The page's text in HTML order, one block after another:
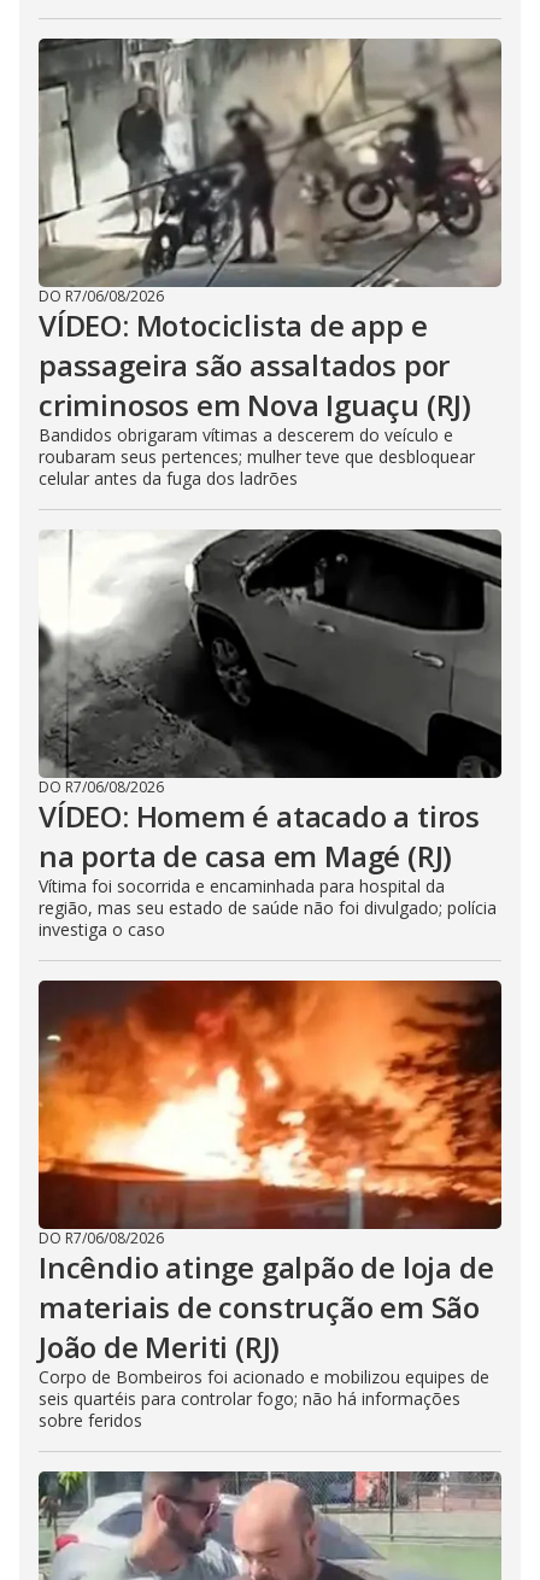
DO R7/06/08/2026
VÍDEO: Motociclista de app e
passageira são assaltados por
criminosos em Nova Iguaçu (RJ)
Bandidos obrigaram vítimas a descerem do veículo e
roubaram seus pertences; mulher teve que desbloquear
celular antes da fuga dos ladrões
DO R7/06/08/2026
VÍDEO: Homem é atacado a tiros
na porta de casa em Magé (RJ)
Vítima foi socorrida e encaminhada para hospital da
região, mas seu estado de saúde não foi divulgado; polícia
investiga o caso
DO R7/06/08/2026
Incêndio atinge galpão de loja de
materiais de construção em São
João de Meriti (RJ)
Corpo de Bombeiros foi acionado e mobilizou equipes de
seis quartéis para controlar fogo; não há informações
sobre feridos